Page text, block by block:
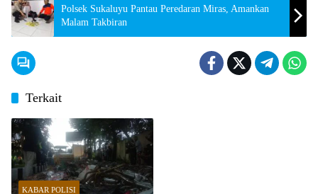
Polsek Sukaluyu Pantau Peredaran Miras, Amankan
Malam Takbiran
Terkait
KABAR POLISI